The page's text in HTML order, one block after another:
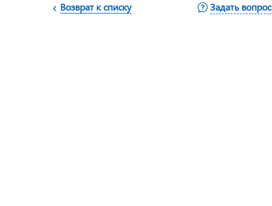
Возврат к списку Задать вопрос